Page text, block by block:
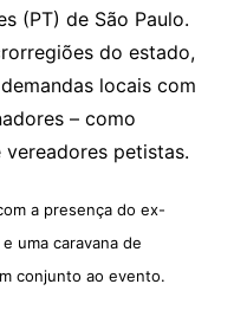
(PT) de São Paulo.
do estado,
locais com
– como
petistas.
a presença do ex-
uma caravana de
conjunto ao evento.